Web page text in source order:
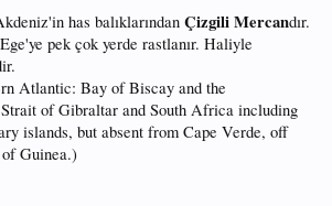
has balıklarından Çizgili Mercandır.
pek çok yerde rastlanır. Haliyle
Atlantic: Bay of Biscay and the
of Gibraltar and South Africa including
islands, but absent from Cape Verde, off
Guinea.)